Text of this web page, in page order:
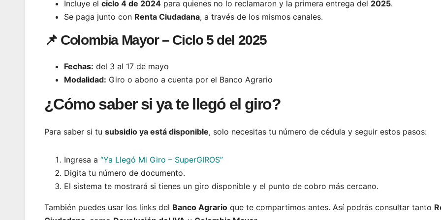
Incluye el ciclo 4 de 2024 para quienes no lo reclamaron y la primera entrega del 2025.
Se paga junto con Renta Ciudadana, a través de los mismos canales.
📌 Colombia Mayor – Ciclo 5 del 2025
Fechas: del 3 al 17 de mayo
Modalidad: Giro o abono a cuenta por el Banco Agrario
¿Cómo saber si ya te llegó el giro?
Para saber si tu subsidio ya está disponible, solo necesitas tu número de cédula y seguir estos pasos:
Ingresa a “Ya Llegó Mi Giro – SuperGIROS”
Digita tu número de documento.
El sistema te mostrará si tienes un giro disponible y el punto de cobro más cercano.
También puedes usar los links del Banco Agrario que te compartimos antes. Así podrás consultar tanto